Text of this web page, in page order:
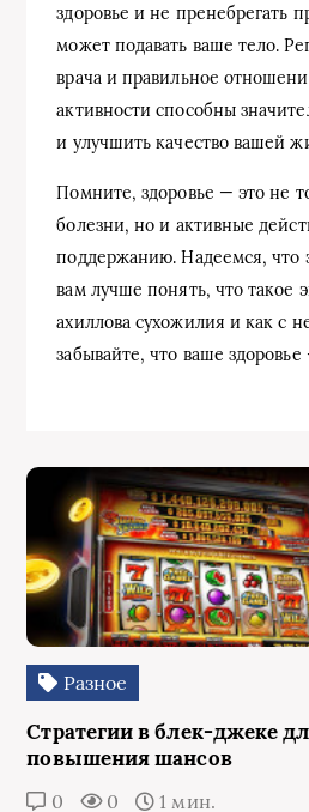
здоровье и не пренебрегать
может подавать ваше тело.
врача и правильное
активности способны
и улучшить качество вашей
Помните, здоровье — это не
болезни, но и активные
поддержанию. Надеемся, что
вам лучше понять, что такое
ахиллова сухожилия и как с
забывайте, что ваше
Разное
Стратегии в блек-джеке
повышения шансов
0 0 1 мин.